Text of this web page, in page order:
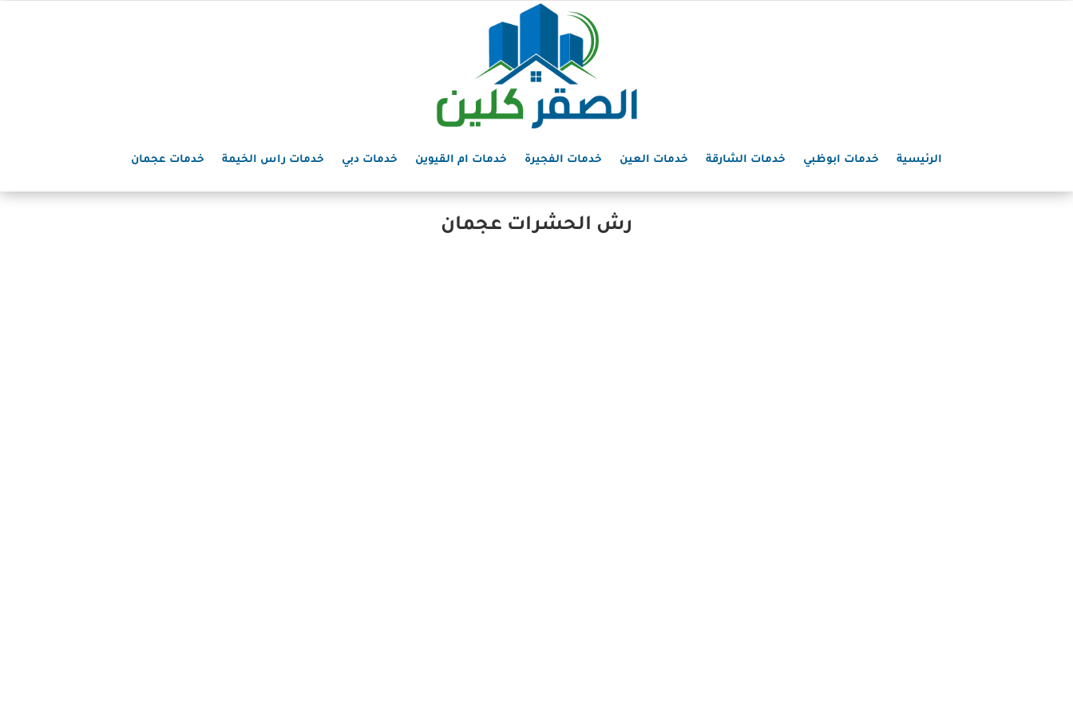
الرئيسية خدمات ابوظبي خدمات الشارقة خدمات العين خدمات الفجيرة خدمات ام القيوين خدمات دبي خدمات راس الخيمة خدمات عجمان
رش الحشرات عجمان